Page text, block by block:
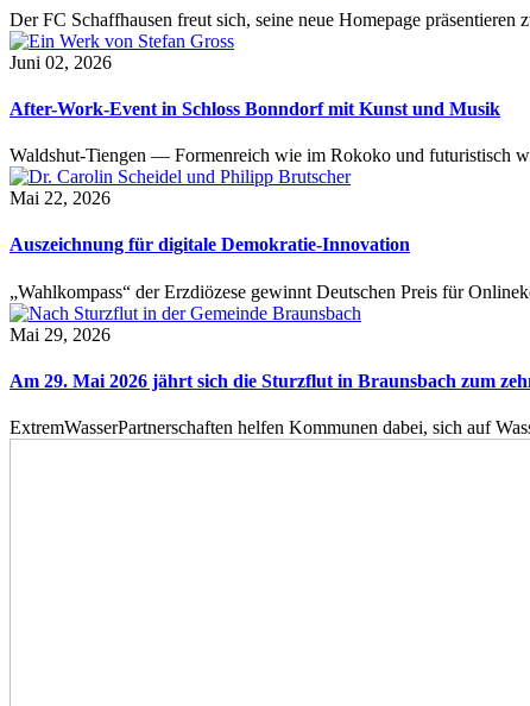
Der FC Schaffhausen freut sich, seine neue Homepage
Juni 02, 2026
After-Work-Event in Schloss Bonndorf mit Kunst und Musik
Waldshut-Tiengen — Formenreich wie im Rokoko und futuristisch
Mai 22, 2026
Auszeichnung für digitale Demokratie-Innovation
„Wahlkompass“ der Erzdiözese gewinnt Deutschen Preis für
Mai 29, 2026
Am 29. Mai 2026 jährt sich die Sturzflut in Braunsbach zum
ExtremWasserPartnerschaften helfen Kommunen dabei, sich auf